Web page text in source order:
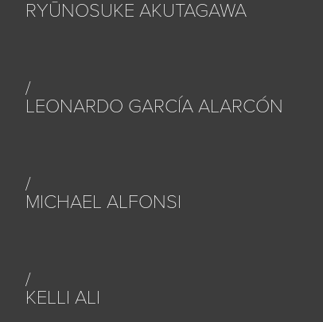
RYŪNOSUKE AKUTAGAWA
LEONARDO GARCÍA ALARCÓN
MICHAEL ALFONSI
KELLI ALI